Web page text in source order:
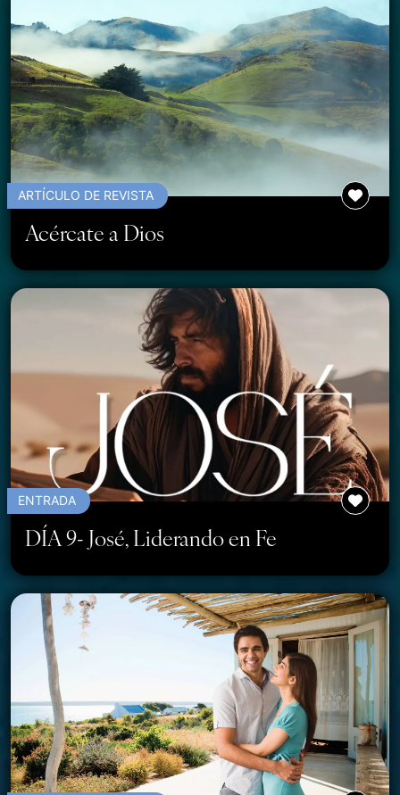
ARTÍCULO DE REVISTA
Acércate a Dios
ENTRADA
DÍA 9- José, Liderando en Fe